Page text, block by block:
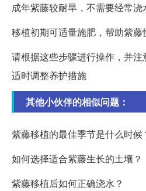
成年紫藤较耐旱，不需要经常浇
移植初期可适量施肥，帮助紫藤
请根据这些步骤进行操作，并注
适时调整养护措施
其他小伙伴的相似问题：
紫藤移植的最佳季节是什么时候
如何选择适合紫藤生长的土壤？
紫藤移植后如何正确浇水？